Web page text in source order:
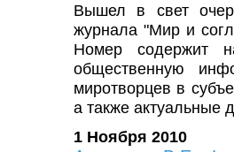
Вышел в свет
журнала "Мир и
Номер содержит
общественную
миротворцев в
а также актуальные
1 Ноября 2010